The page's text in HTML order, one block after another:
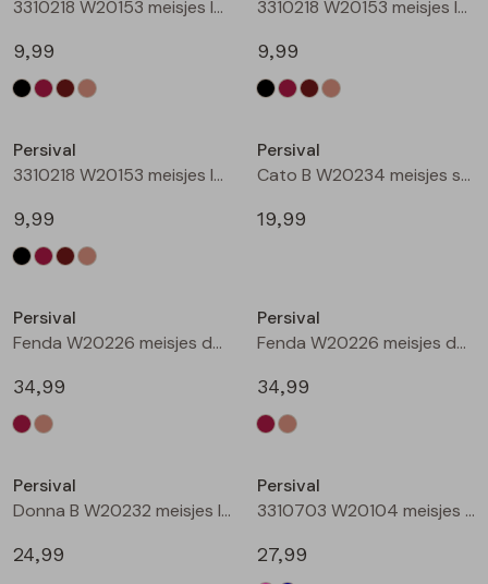
3310218 W20153 meisjes legging Wijnrood
9,99
3310218 W20153 meisjes legging Bruin donker
9,99
Persival
3310218 W20153 meisjes legging Taupe
9,99
Persival
Cato B W20234 meisjes sweatshirt Wijnrood
19,99
Persival
Fenda W20226 meisjes denim jack Wijnrood
34,99
Persival
Fenda W20226 meisjes denim jack Zand
34,99
Persival
Donna B W20232 meisjes lange broek Wijnrood
24,99
Persival
3310703 W20104 meisjes Jurk Cerise
27,99